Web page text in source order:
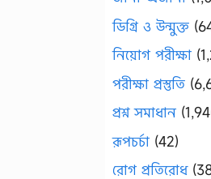
ডিগ্রি ও উন্মুক্ত
নিয়োগ পরীক্ষা
পরীক্ষা প্রস্তুতি
প্রশ্ন সমাধান
রূপচর্চা (42)
রোগ প্রতিরোধ